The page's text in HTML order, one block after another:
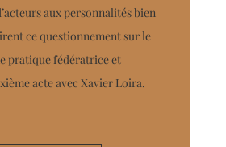
aux personnalités bien
ce questionnement sur le
pratique fédératrice et
acte avec Xavier Loira.